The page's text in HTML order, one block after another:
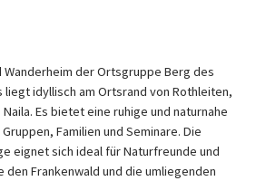
Wanderheim der Ortsgruppe Berg des
liegt idyllisch am Ortsrand von Rothleiten,
Es bietet eine ruhige und naturnahe
Familien und Seminare. Die
eignet sich ideal für Naturfreunde und
den Frankenwald und die umliegenden